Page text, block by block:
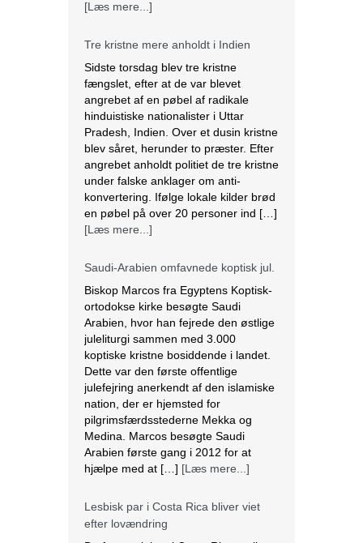
Pradesh, Indien. Over et dusin kristne
angrebet anholdt politiet de tre kristne
konvertering. Ifølge lokale kilder brød
en pøbel på over 20 personer ind […]
[Læs mere...]
Saudi-Arabien omfavnede koptisk jul.
Biskop Marcos fra Egyptens Koptisk-
ortodokse kirke besøgte Saudi
Arabien, hvor han fejrede den østlige
juleliturgi sammen med 3.000
koptiske kristne bosiddende i landet.
julefejring anerkendt af den islamiske
pilgrimsfærdsstederne Mekka og
Medina. Marcos besøgte Saudi
Arabien første gang i 2012 for at
hjælpe med at […] [Læs mere...]
Lesbisk par i Costa Rica bliver viet
efter lovændring
De første vielser i Costa Rica mellem
par af samme køn har fundet sted
tirsdag. Det skriver BBC. Dermed er
Costa Rica det første
homoseksuelle par at gifte sig. Det
lesbiske par Alexandra Quiros og